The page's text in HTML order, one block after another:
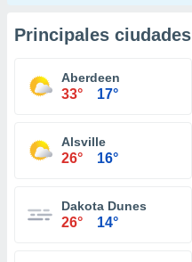
Principales ciudades
Aberdeen
33° 17°
Alsville
26° 16°
Dakota Dunes
26° 14°